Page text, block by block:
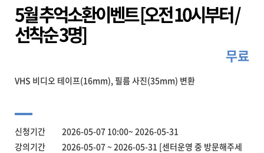
5월 추억소환이벤트 [오전 10시부터 /
선착순 3명]
무료
VHS 비디오 테이프(16mm), 필름 사진(35mm) 변환
신청기간 2026-05-07 10:00~ 2026-05-31
강의기간 2026-05-07 ~ 2026-05-31 [센터운영 중 방문해주세